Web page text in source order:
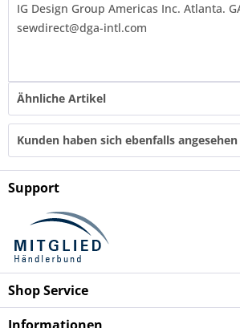
IG Design Group Americas Inc. Atlanta.
sewdirect@dga-intl.com
Ähnliche Artikel
Kunden haben sich ebenfalls angesehen
Support
Shop Service